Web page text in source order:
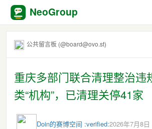
NeoGroup
公共留言板 (@board@ovo.st)
重庆多部门联合清理整治违
类“机构”，已清理关停41家
Doin的赛博空间 :verified:2026年7月8